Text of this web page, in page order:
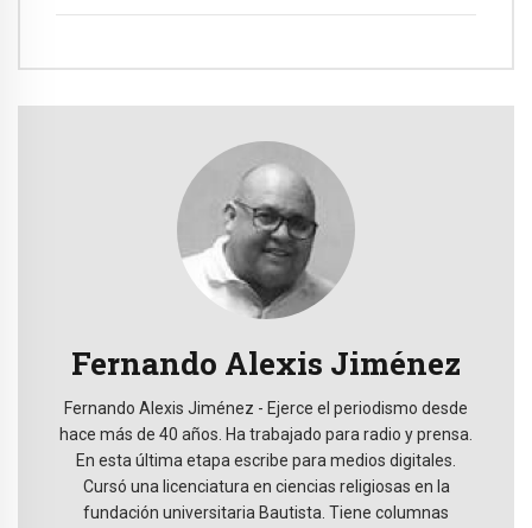
Fernando Alexis Jiménez
Fernando Alexis Jiménez - Ejerce el periodismo desde
hace más de 40 años. Ha trabajado para radio y prensa.
En esta última etapa escribe para medios digitales.
Cursó una licenciatura en ciencias religiosas en la
fundación universitaria Bautista. Tiene columnas